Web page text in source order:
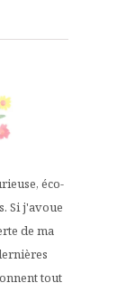
éco-
Si j'avoue
de ma
tout